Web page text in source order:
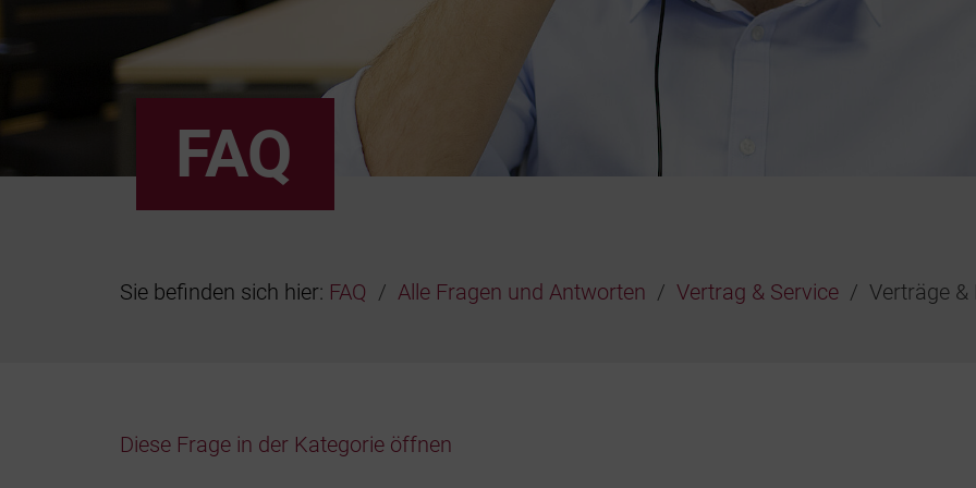
FAQ
Sie befinden sich hier: FAQ Alle Fragen und Antworten Vertrag & Service Verträge &
Diese Frage in der Kategorie öffnen